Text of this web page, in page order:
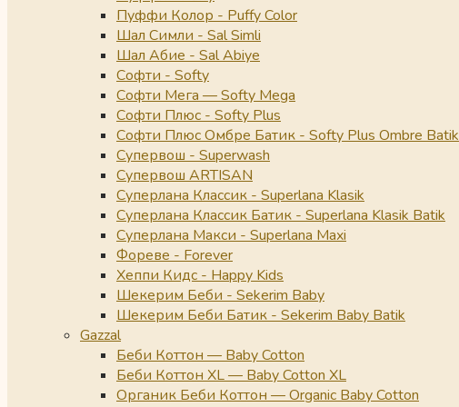
Пуффи Колор - Puffy Color
Шал Симли - Sal Simli
Шал Абие - Sal Abiye
Софти - Softy
Софти Мега — Softy Mega
Софти Плюс - Softy Plus
Софти Плюс Омбре Батик - Softy Plus Ombre Batik
Супервош - Superwash
Супервош ARTISAN
Суперлана Классик - Superlana Klasik
Суперлана Классик Батик - Superlana Klasik Batik
Суперлана Макси - Superlana Maxi
Фореве - Forever
Хеппи Кидс - Happy Kids
Шекерим Беби - Sekerim Baby
Шекерим Беби Батик - Sekerim Baby Batik
Gazzal
Беби Коттон — Baby Cotton
Беби Коттон XL — Baby Cotton XL
Органик Беби Коттон — Organic Baby Cotton